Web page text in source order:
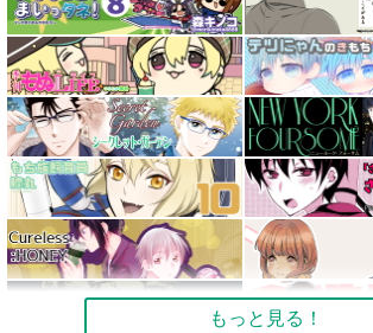
もっと見る！